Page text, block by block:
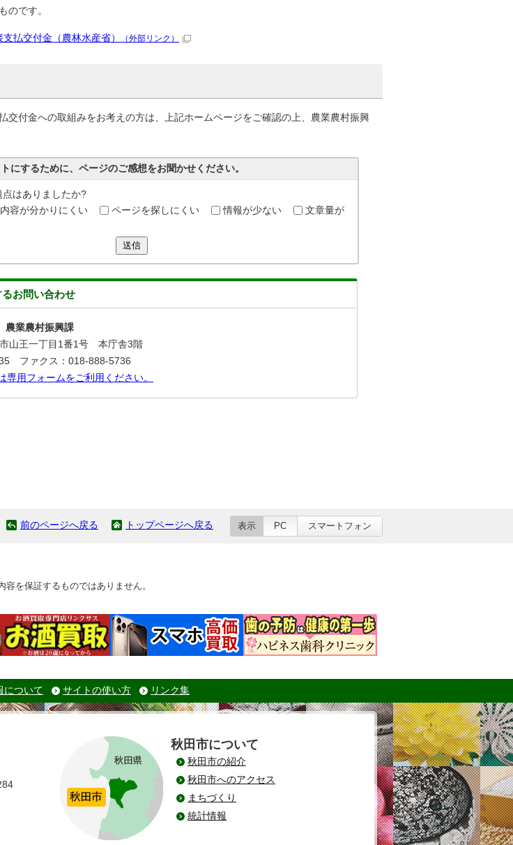
のです。
払交付金（農林水産省） （外部リンク）
交付金への取組みをお考えの方は、上記ホームページをご確認の上、農業農村振興
にするために、ページのご感想をお聞かせください。
はありましたか?
内容が分かりにくい ページを探しにくい 情報が少ない
文章量が
送信
お問い合わせ
業農村振興課
山王一丁目1番1号 本庁舎3階
ファクス：018-888-5736
専用フォームをご利用ください。
前のページへ戻る トップページへ戻る 表示 PC スマートフォン
を保証するものではありません。
について サイトの使い方 リンク集
秋田市について
秋田市の紹介
秋田市へのアクセス
まちづくり
統計情報